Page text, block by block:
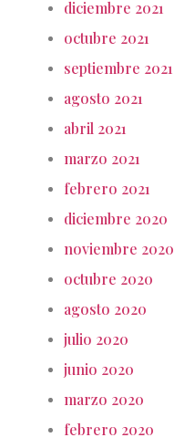
diciembre 2021
octubre 2021
septiembre 2021
agosto 2021
abril 2021
marzo 2021
febrero 2021
diciembre 2020
noviembre 2020
octubre 2020
agosto 2020
julio 2020
junio 2020
marzo 2020
febrero 2020